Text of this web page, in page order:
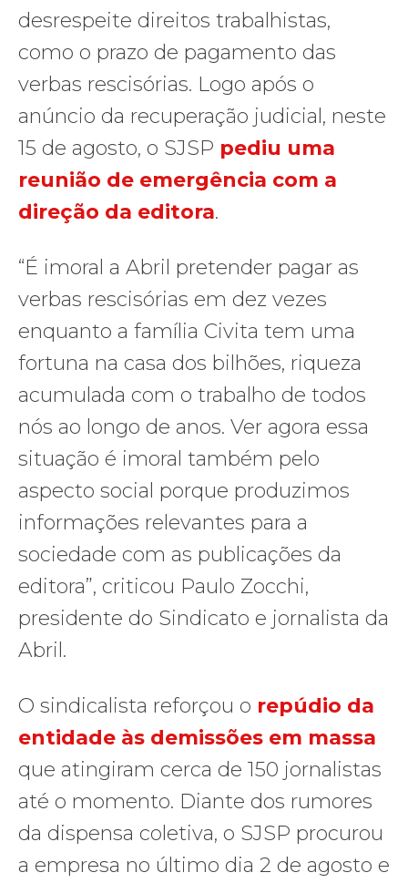
desrespeite direitos trabalhistas,
como o prazo de pagamento das
verbas rescisórias. Logo após o
anúncio da recuperação judicial, neste
15 de agosto, o SJSP pediu uma
reunião de emergência com a
direção da editora.
“É imoral a Abril pretender pagar as
verbas rescisórias em dez vezes
enquanto a família Civita tem uma
fortuna na casa dos bilhões, riqueza
acumulada com o trabalho de todos
nós ao longo de anos. Ver agora essa
situação é imoral também pelo
aspecto social porque produzimos
informações relevantes para a
sociedade com as publicações da
editora”, criticou Paulo Zocchi,
presidente do Sindicato e jornalista da
Abril.
O sindicalista reforçou o repúdio da
entidade às demissões em massa
que atingiram cerca de 150 jornalistas
até o momento. Diante dos rumores
da dispensa coletiva, o SJSP procurou
a empresa no último dia 2 de agosto e